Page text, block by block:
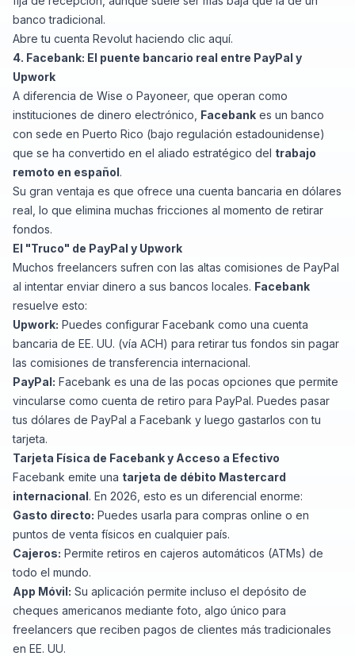
banco tradicional.
Abre tu cuenta Revolut haciendo clic aquí.
4. Facebank: El puente bancario real entre PayPal y
Upwork
A diferencia de Wise o Payoneer, que operan como
instituciones de dinero electrónico, Facebank es un banco
con sede en Puerto Rico (bajo regulación estadounidense)
que se ha convertido en el aliado estratégico del trabajo
remoto en español.
Su gran ventaja es que ofrece una cuenta bancaria en dólares
real, lo que elimina muchas fricciones al momento de retirar
fondos.
El "Truco" de PayPal y Upwork
Muchos freelancers sufren con las altas comisiones de PayPal
al intentar enviar dinero a sus bancos locales. Facebank
resuelve esto:
Upwork: Puedes configurar Facebank como una cuenta
bancaria de EE. UU. (vía ACH) para retirar tus fondos sin pagar
las comisiones de transferencia internacional.
PayPal: Facebank es una de las pocas opciones que permite
vincularse como cuenta de retiro para PayPal. Puedes pasar
tus dólares de PayPal a Facebank y luego gastarlos con tu
tarjeta.
Tarjeta Física de Facebank y Acceso a Efectivo
Facebank emite una tarjeta de débito Mastercard
internacional. En 2026, esto es un diferencial enorme:
Gasto directo: Puedes usarla para compras online o en
puntos de venta físicos en cualquier país.
Cajeros: Permite retiros en cajeros automáticos (ATMs) de
todo el mundo.
App Móvil: Su aplicación permite incluso el depósito de
cheques americanos mediante foto, algo único para
freelancers que reciben pagos de clientes más tradicionales
en EE. UU.